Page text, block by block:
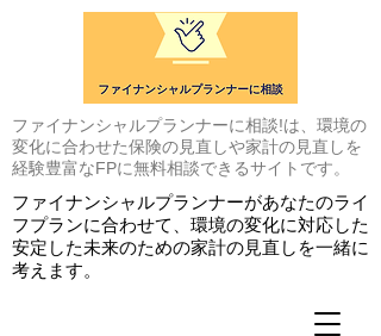
ファイナンシャルプランナーに相談!は、環境の
変化に合わせた保険の見直しや家計の見直しを
経験豊富なFPに無料相談できるサイトです。
ファイナンシャルプランナーがあなたのライ
フプランに合わせて、環境の変化に対応した
安定した未来のための家計の見直しを一緒に
考えます。